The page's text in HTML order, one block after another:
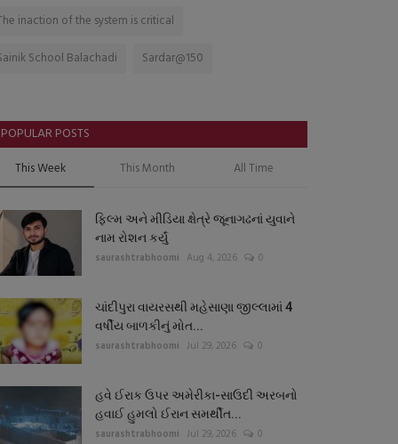
inaction of the system is critical
School Balachadi
Sardar@150
POPULAR POSTS
This Week This Month All Time
ફિલ્મ અને મીડિયા ક્ષેત્રે જૂનાગઢનાં યુવાને
નામ રોશન કર્યું
saurashtrabhoomi Aug 4, 2026 0
ચાંદીપુરા વાયરસથી મહેસાણા જીલ્લામાં 4
વર્ષીય બાળકીનું મોત...
saurashtrabhoomi Jul 29, 2026 0
હવે ઈરાક ઉપર અમેરીકા-સાઉદી અરબનો
હવાઈ હુમલો ઈરાન સમર્થીત...
saurashtrabhoomi Jul 29, 2026 0